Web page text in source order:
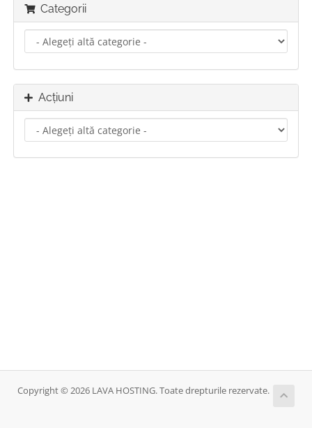
Categorii
Acțiuni
Copyright © 2026 LAVA HOSTING. Toate drepturile rezervate.